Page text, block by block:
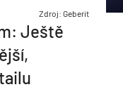
Zdroj: Geberit
Ještě